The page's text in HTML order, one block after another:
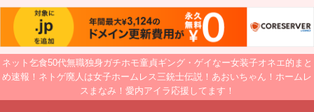
ネット乞食50代無職独身ガチホモ童貞ギング・ゲイなー女装子オネエ的まと
め速報！ネトゲ廃人は女子ホームレス三銃士伝説！あおいちゃん！ホームレ
スまなみ！愛内アイラ応援してます！